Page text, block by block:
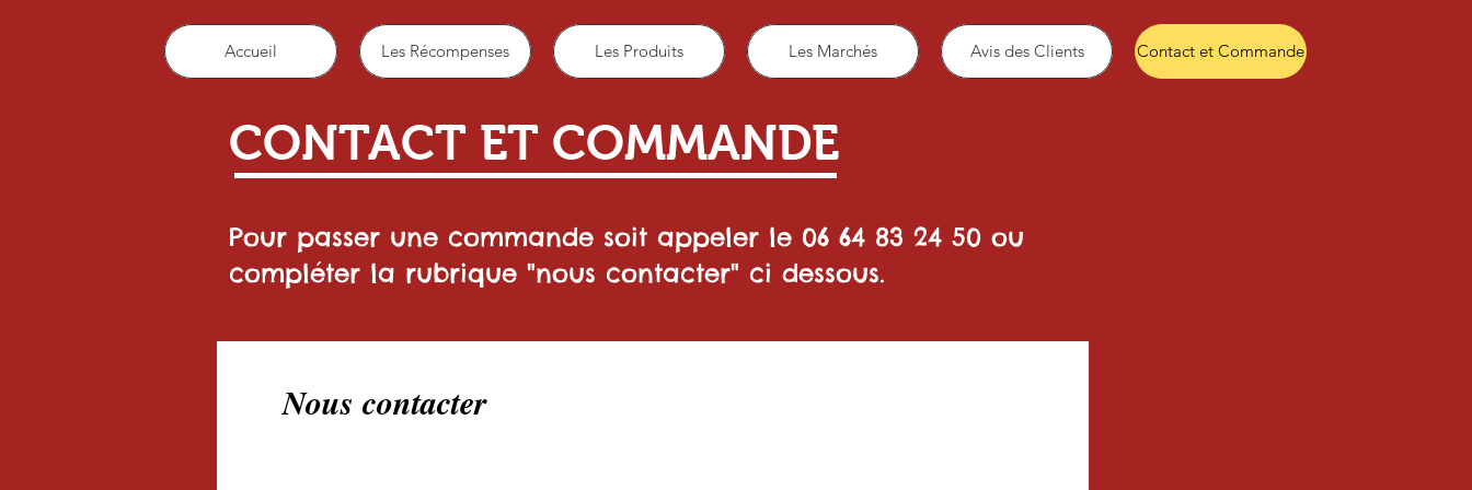
Accueil Les Récompenses Les Produits Les Marchés Avis des Clients Contact et Commande
CONTACT ET COMMANDE
Pour passer une commande soit appeler le 06 64 83 24 50 ou
compléter la rubrique "nous contacter" ci dessous.
Nous contacter